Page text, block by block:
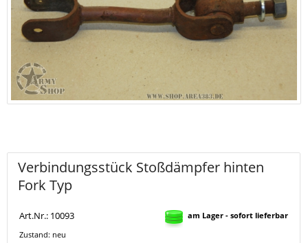
Verbindungsstück Stoßdämpfer hinten
Fork Typ
Art.Nr.: 10093
Zustand: neu
am Lager - sofort lieferbar